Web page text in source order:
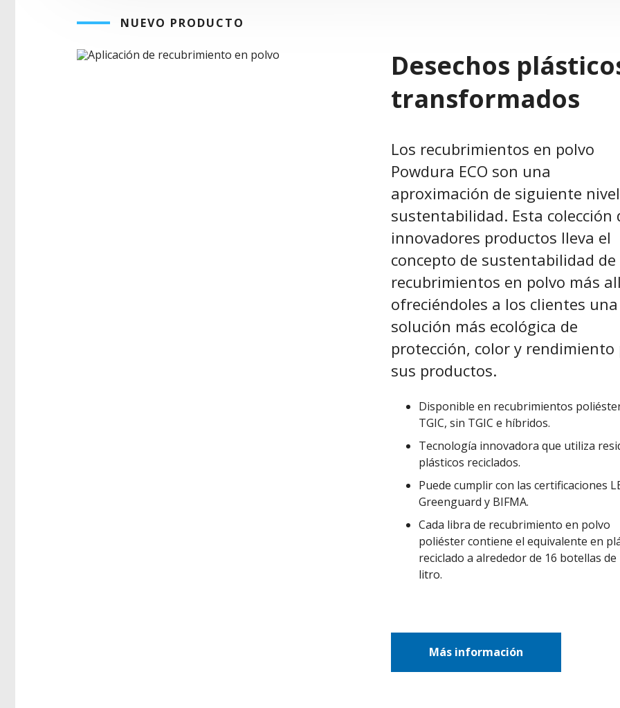
NUEVO PRODUCTO
Desechos
transformados
Los recubrimientos en polvo
Powdura ECO son una
aproximación de siguiente
sustentabilidad. Esta colección
innovadores productos lleva el
concepto de sustentabilidad de
recubrimientos en polvo más
ofreciéndoles a los clientes una
solución más ecológica de
protección, color y rendimiento
sus productos.
Disponible en recubrimientos
TGIC, sin TGIC e híbridos.
Tecnología innovadora que utiliza
plásticos reciclados.
Puede cumplir con las certificaciones
Greenguard y BIFMA.
Cada libra de recubrimiento en polvo
poliéster contiene el equivalente en
reciclado a alrededor de 16 botellas de
litro.
Más información